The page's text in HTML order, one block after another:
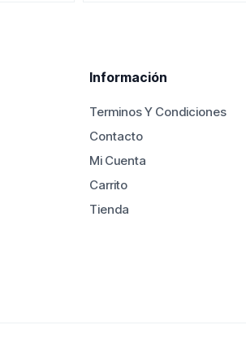
Información
Terminos Y Condiciones
Contacto
Mi Cuenta
Carrito
Tienda